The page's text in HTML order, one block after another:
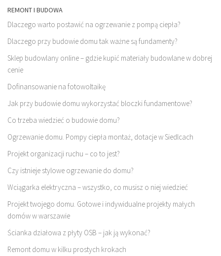
REMONT I BUDOWA
Dlaczego warto postawić na ogrzewanie z pompą ciepła?
Dlaczego przy budowie domu tak ważne są fundamenty?
Sklep budowlany online – gdzie kupić materiały budowlane w dobrej
cenie
Dofinansowanie na fotowoltaikę
Jak przy budowie domu wykorzystać bloczki fundamentowe?
Co trzeba wiedzieć o budowie domu?
Ogrzewanie domu. Pompy ciepła montaż, dotacje w Siedlcach
Projekt organizacji ruchu – co to jest?
Czy istnieje stylowe ogrzewanie do domu?
Wciągarka elektryczna – wszystko, co musisz o niej wiedzieć
Projekt twojego domu. Gotowe i indywidualne projekty małych
domów w warszawie
Ścianka działowa z płyty OSB – jak ją wykonać?
Remont domu w kilku prostych krokach